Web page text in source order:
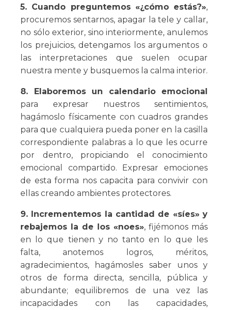
5. Cuando preguntemos «¿cómo estás?»,
procuremos sentarnos, apagar la tele y callar,
no sólo exterior, sino interiormente, anulemos
los prejuicios, detengamos los argumentos o
las interpretaciones que suelen ocupar
nuestra mente y busquemos la calma interior.
8. Elaboremos un calendario emocional
para expresar nuestros sentimientos,
hagámoslo físicamente con cuadros grandes
para que cualquiera pueda poner en la casilla
correspondiente palabras a lo que les ocurre
por dentro, propiciando el conocimiento
emocional compartido. Expresar emociones
de esta forma nos capacita para convivir con
ellas creando ambientes protectores.
9. Incrementemos la cantidad de «síes» y
rebajemos la de los «noes», fijémonos más
en lo que tienen y no tanto en lo que les
falta, anotemos logros, méritos,
agradecimientos, hagámosles saber unos y
otros de forma directa, sencilla, pública y
abundante; equilibremos de una vez las
incapacidades con las capacidades,